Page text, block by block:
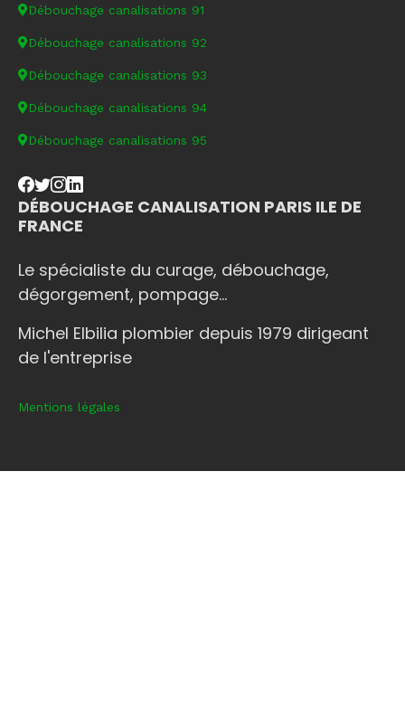
Débouchage canalisations 91
Débouchage canalisations 92
Débouchage canalisations 93
Débouchage canalisations 94
Débouchage canalisations 95
DÉBOUCHAGE CANALISATION PARIS ILE DE
FRANCE
Le spécialiste du curage, débouchage,
dégorgement, pompage...
Michel Elbilia plombier depuis 1979 dirigeant
de l'entreprise
Mentions légales